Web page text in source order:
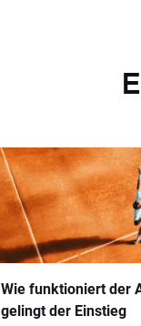
Wie funktioniert der
gelingt der Einstieg